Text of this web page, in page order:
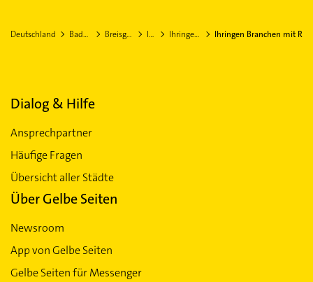
Deutschland Baden-Württemberg Breisgau-Hochschwarzwald Ihringen Ihringen Stadtteil Wasenweiler Ihringen Branchen mit R
Dialog & Hilfe
Ansprechpartner
Häufige Fragen
Übersicht aller Städte
Über Gelbe Seiten
Newsroom
App von Gelbe Seiten
Gelbe Seiten für Messenger